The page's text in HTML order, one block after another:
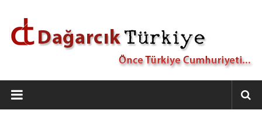
Dağarcık
Türkiye